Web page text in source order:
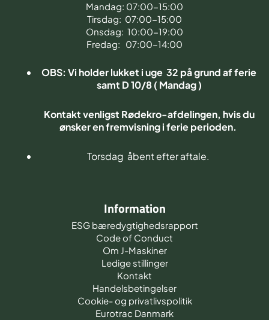
Mandag: 07:00-15:00
Tirsdag: 07:00-15:00
Onsdag: 10:00-19:00
Fredag: 07:00-14:00
OBS: Vi holder lukket i uge 32 på grund af ferie
samt D 10/8 ( Mandag )
Kontakt venligst Rødekro-afdelingen, hvis du
ønsker en fremvisning i ferie perioden.
Torsdag åbent efter aftale.
Information
ESG bæredygtighedsrapport
Code of Conduct
Om J-Maskiner
Ledige stillinger
Kontakt
Handelsbetingelser
Cookie- og privatlivspolitik
Eurotrac Danmark